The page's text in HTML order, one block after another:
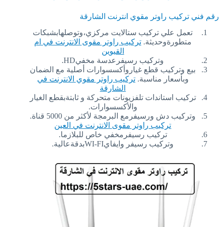
رقم فني تركيب راوتر مقوي انترنت الشارقة
تعمل علي تركيب ستالايت مركزي،وتوصلهابشبكات
متطورةوحديثة.تركيب راوتر مقوى الانترنت في ام
القيوين
وتركيب رسيفرعدسة مخفيHD.
بيع وتركيب قطع غياروأكسسوارات أصلية مع الضمان
وبأسعار مناسبة.تركيب راوتر مقوي الانترنت في
الشارقة
تركيب استاندات تلفزيونات متحركة و ثابتةبقطع الغيار
والأكسسوارات.
وتركيب دش ورسيفرمع البرمجة لأكثر من 5000 قناة.
تركيب راوتر مقوى الانترنت في العين
تركيب رسيفرمخفي خاص للبلازما.
وتركيب رسيفر وايفايWI-FIبدقةعالية.